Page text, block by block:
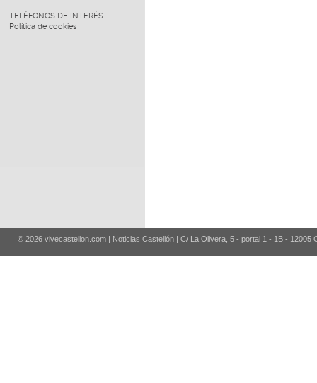
TELÉFONOS DE INTERÉS
Política de cookies
© 2026 vivecastellon.com | Noticias Castellón | C/ La Olivera, 5 - portal 1 - 1B - 12005